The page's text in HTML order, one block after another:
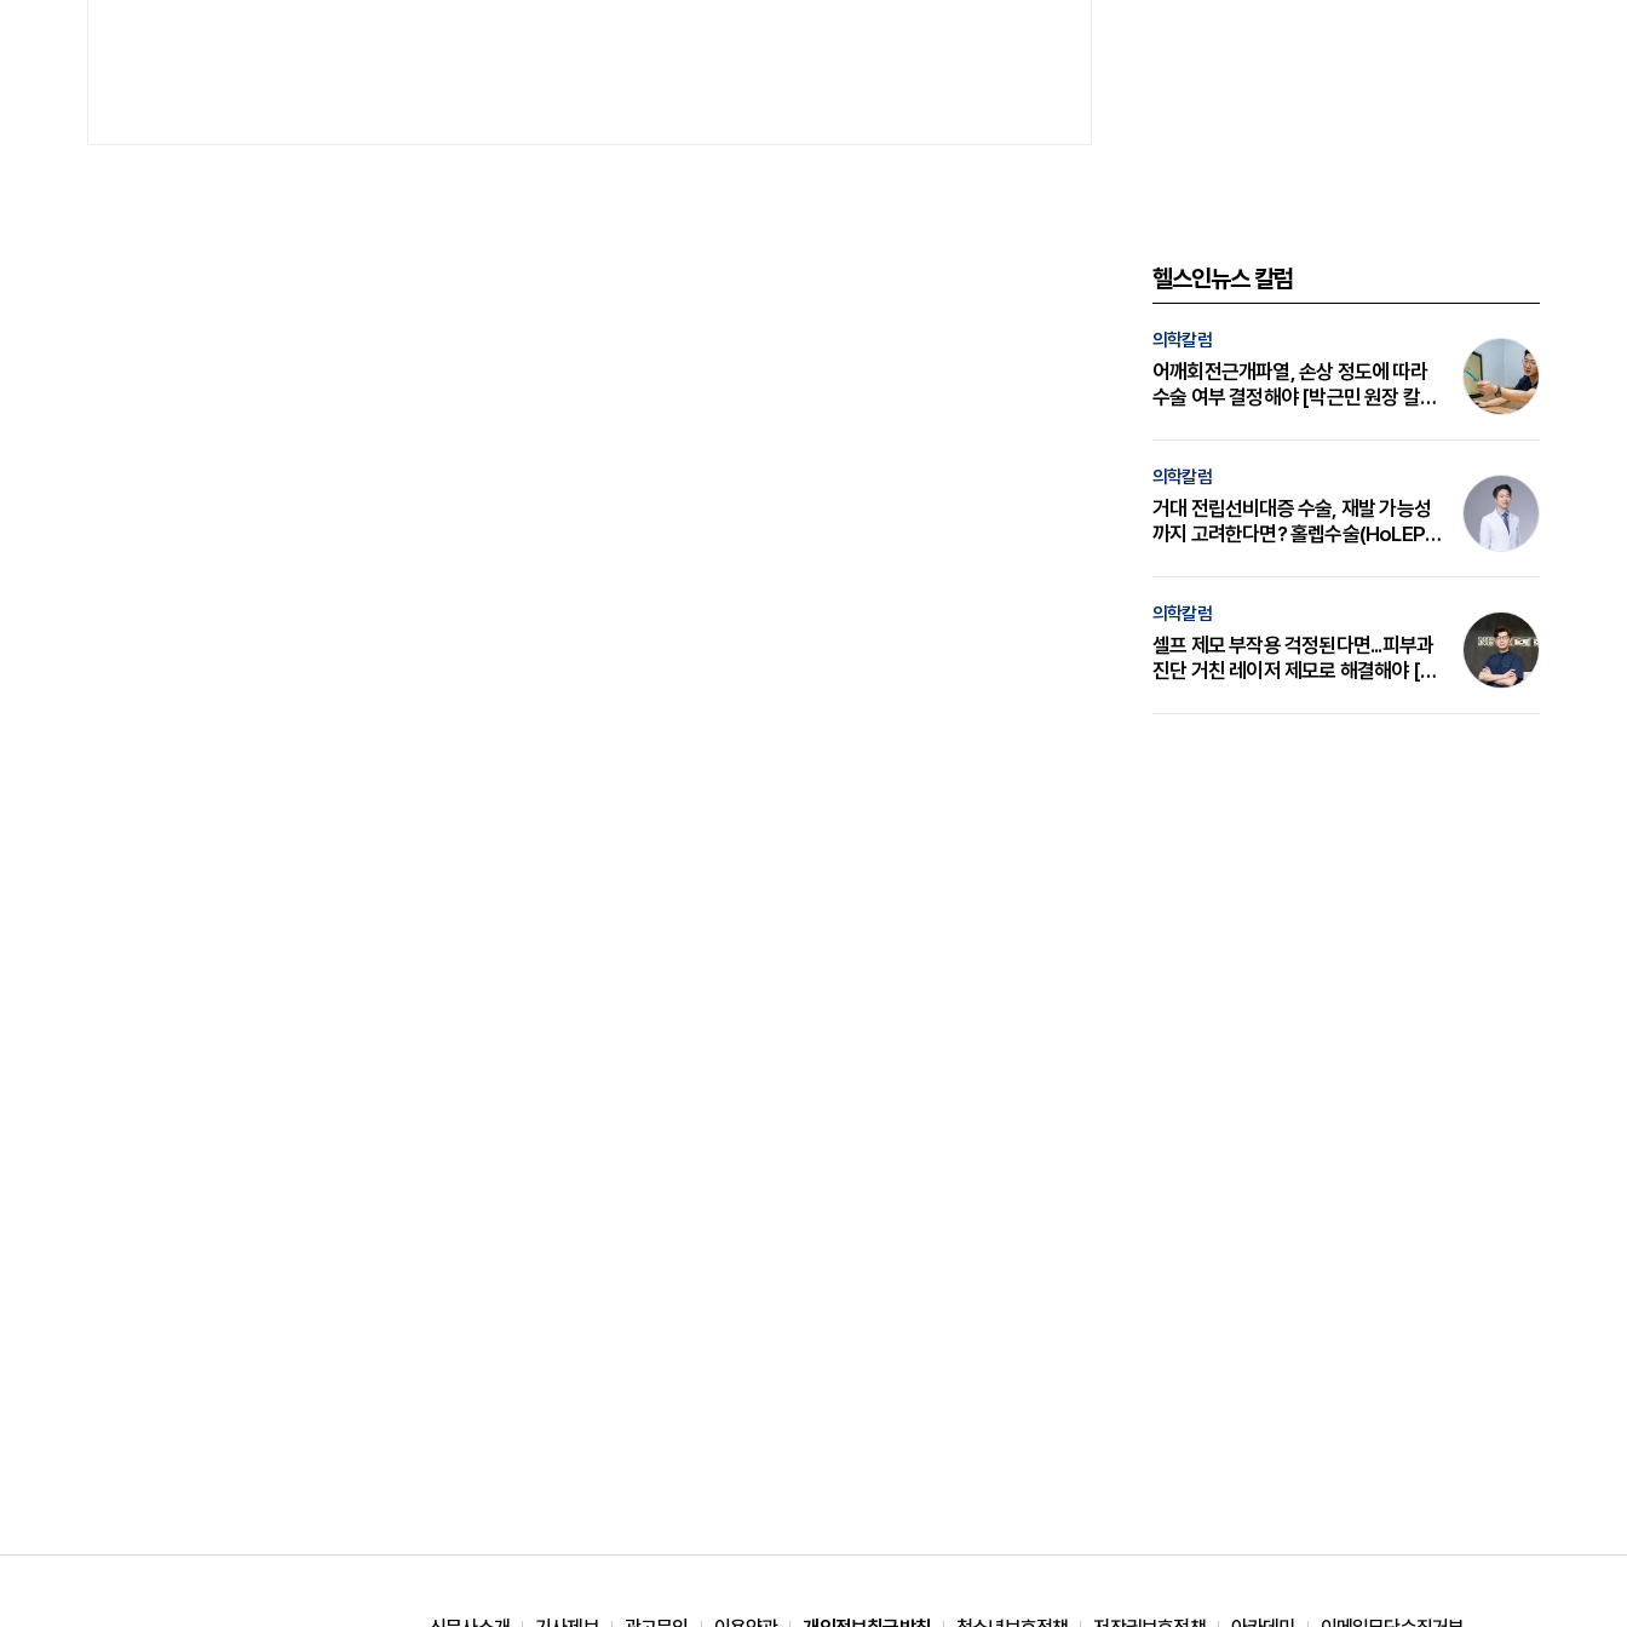
헬스인뉴스 칼럼
의학칼럼
어깨회전근개파열, 손상 정도에 따라
수술 여부 결정해야 [박근민 원장 칼
의학칼럼
거대 전립선비대증 수술, 재발 가능성
까지 고려한다면? 홀렙수술(HoLEP)
의학칼럼
셀프 제모 부작용 걱정된다면...피부과
진단 거친 레이저 제모로 해결해야 [변